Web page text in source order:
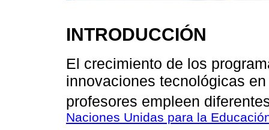
INTRODUCCIÓN
El crecimiento de los
innovaciones tecnológicas
profesores empleen
Naciones Unidas para la